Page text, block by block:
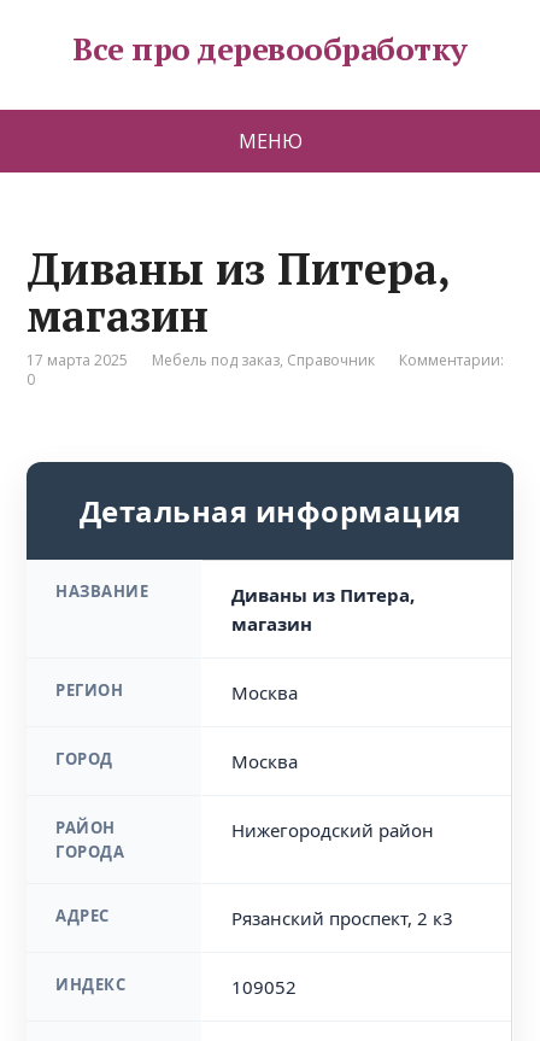
Все про деревообработку
МЕНЮ
Диваны из Питера,
магазин
17 марта 2025 Мебель под заказ, Справочник
Комментарии:
0
Детальная информация
НАЗВАНИЕ
Диваны из Питера,
магазин
РЕГИОН Москва
ГОРОД Москва
РАЙОН
ГОРОДА
Нижегородский район
АДРЕС Рязанский проспект, 2 к3
ИНДЕКС 109052